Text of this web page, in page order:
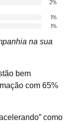
na sua
bem
com 65%
como